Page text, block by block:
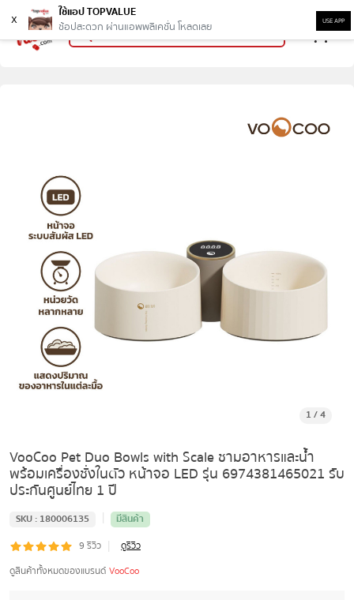
x
ใช้แอป TOPVALUE
ช้อปสะดวก ผ่านแอพพลิเคชั่น โหลดเลย
USE APP
1 /4
VooCoo Pet Duo Bowls with Scale ชามอาหารและน้ำ
พร้อมเครื่องชั่งในตัว หน้าจอ LED รุ่น 6974381465021 รับ
ประกันศูนย์ไทย 1 ปี
SKU : 180006135 |
มีสินค้า
9 รีวิว |
ดูรีวิว
ดูสินค้าทั้งหมดของแบรนด์ VooCoo